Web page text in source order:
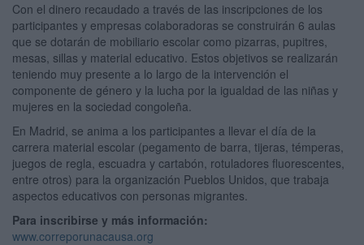
Con el dinero recaudado a través de las inscripciones de los
participantes y empresas colaboradoras se construirán 6 aulas
que se dotarán de mobiliario escolar como pizarras, pupitres,
mesas, sillas y material educativo. Estos objetivos se realizarán
teniendo muy presente a lo largo de la intervención el
componente de género y la lucha por la igualdad de las niñas y
mujeres en la sociedad congoleña.
En Madrid, se anima a los participantes a llevar el día de la
carrera material escolar (pegamento de barra, tijeras, témperas,
juegos de regla, escuadra y cartabón, rotuladores fluorescentes,
entre otros) para la organización Pueblos Unidos, que trabaja
aspectos educativos con personas migrantes.
Para inscribirse y más información:
www.correporunacausa.org